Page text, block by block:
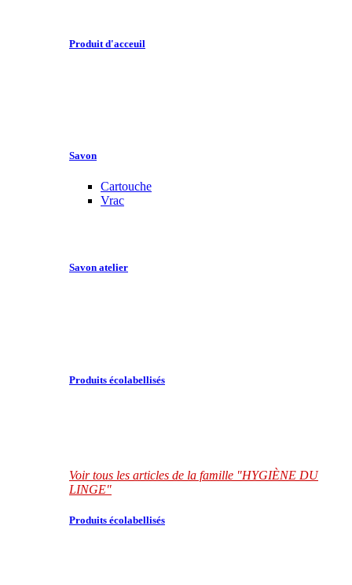
Produit d'acceuil
Savon
Cartouche
Vrac
Savon atelier
Produits écolabellisés
Voir tous les articles de la famille "HYGIÈNE DU
LINGE"
Produits écolabellisés